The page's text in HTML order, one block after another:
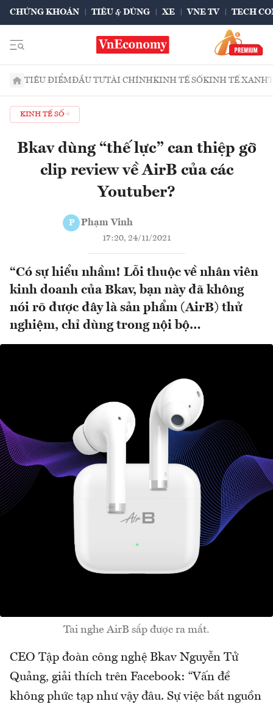
CHỨNG KHOÁN TIÊU & DÙNG XE VNE TV TECH
TIÊU ĐIỂMĐẦU TƯTÀI CHÍNHKINH TẾ SỐKINH TẾ XANH
KINH TẾ SỐ
Bkav dùng “thế lực” can thiệp gỡ
clip review về AirB của các
Youtuber?
P Phạm Vinh
17:20, 24/11/2021
“Có sự hiểu nhầm! Lỗi thuộc về nhân viên
kinh doanh của Bkav, bạn này đã không
nói rõ được đây là sản phẩm (AirB) thử
nghiệm, chỉ dùng trong nội bộ…
Tai nghe AirB sắp được ra mắt.
CEO Tập đoàn công nghệ Bkav Nguyễn Tử
Quảng, giải thích trên Facebook: “Vấn đề
không phức tạp như vậy đâu. Sự việc bắt nguồn